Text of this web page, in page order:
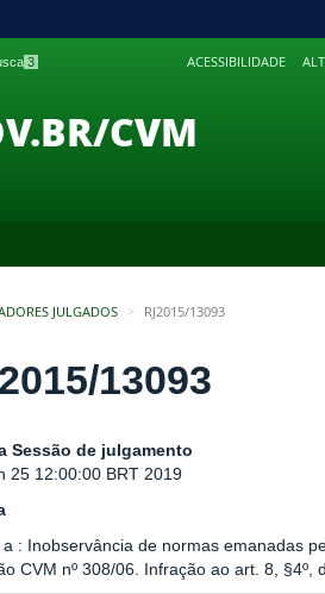
PARA
3 ACESSIBILIDADE
CVM
JULGADOS RJ2015/13093
13093
Sessão de julgamento
25 12:00:00 BRT 2019
a : Inobservância de normas emanadas
CVM nº 308/06. Infração ao art. 8, §4º,